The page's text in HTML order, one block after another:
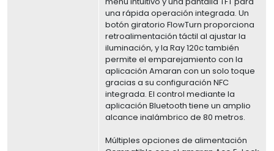
una rápida operación integrada. Un
botón giratorio FlowTurn proporciona
retroalimentación táctil al ajustar la
iluminación, y la Ray 120c también
permite el emparejamiento con la
aplicación Amaran con un solo toque
gracias a su configuración NFC
integrada. El control mediante la
aplicación Bluetooth tiene un amplio
alcance inalámbrico de 80 metros.
Múltiples opciones de alimentación